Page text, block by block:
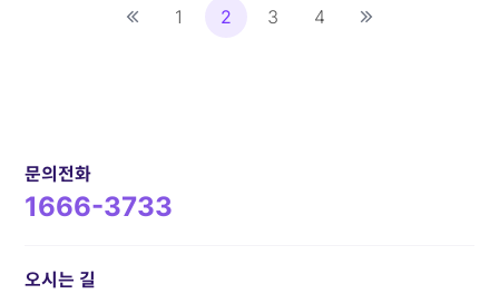
1 2 3 4
문의전화
1666-3733
오시는 길